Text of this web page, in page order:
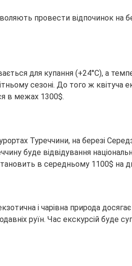
провести відпочинок на
для купання (+24°С), а
сезоні. До того ж квітуча
в межах 1300$.
Туреччини, на березі
буде відвідування
в середньому 1100$ на
і чарівна природа
руїн. Час екскурсій буде